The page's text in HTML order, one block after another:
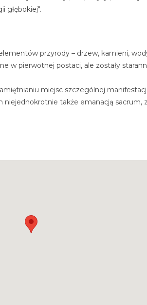
głębokiej".
przyrody – drzew, kamieni,
w pierwotnej postaci, ale zostały
miejsc szczególnej
także emanacją